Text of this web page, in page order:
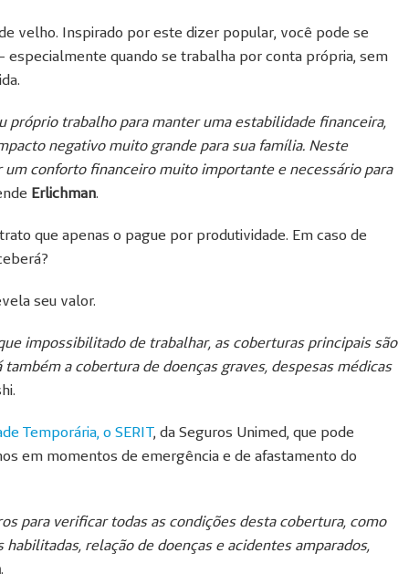
velho. Inspirado por este dizer popular, você pode se
quando se trabalha por conta própria, sem
próprio trabalho para manter uma estabilidade financeira,
negativo muito grande para sua família. Neste
conforto financeiro muito importante e necessário para
Erlichman.
que apenas o pague por produtividade. Em caso de
seu valor.
impossibilitado de trabalhar, as coberturas principais são
a cobertura de doenças graves, despesas médicas
Temporária, o SERIT, da Seguros Unimed, que pode
em momentos de emergência e de afastamento do
para verificar todas as condições desta cobertura, como
habilitadas, relação de doenças e acidentes amparados,
.